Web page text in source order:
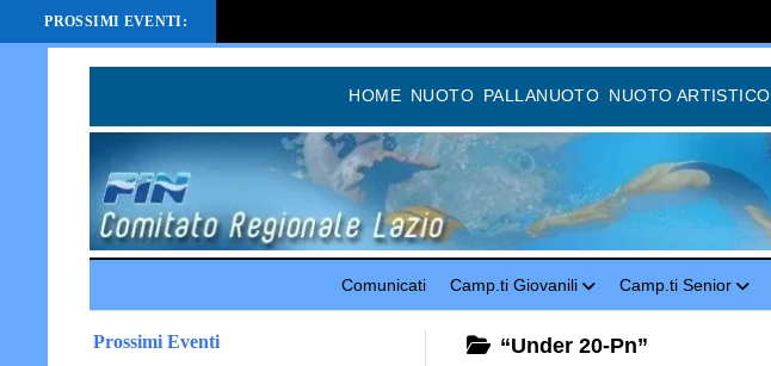
HOME NUOTO PALLANUOTO NUOTO ARTISTICO
Comunicati Camp.ti Giovanili Camp.ti Senior
Prossimi Eventi “Under 20-Pn”
PROSSIMI EVENTI: